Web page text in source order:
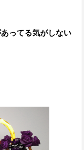
ってる気がしない